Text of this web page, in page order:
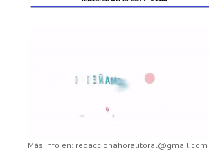
Más Info en: redaccionahoralitoral@gmail.com